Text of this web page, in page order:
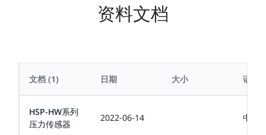
资料文档
文档 (1) 日期 大小 语言
HSP-HW系列
压力传感器
2022-06-14 中文